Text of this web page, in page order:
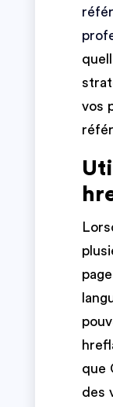
vos
que
des